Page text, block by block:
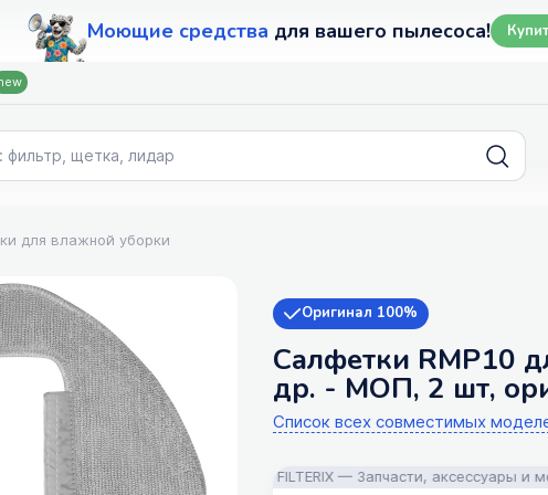
Моющие средства для вашего пылесоса!
для влажной уборки
Оригинал 100%
Салфетки RMP10
др. - МОП, 2 шт,
Список всех совместимых
FILTERIX — Запчасти, аксессуары и